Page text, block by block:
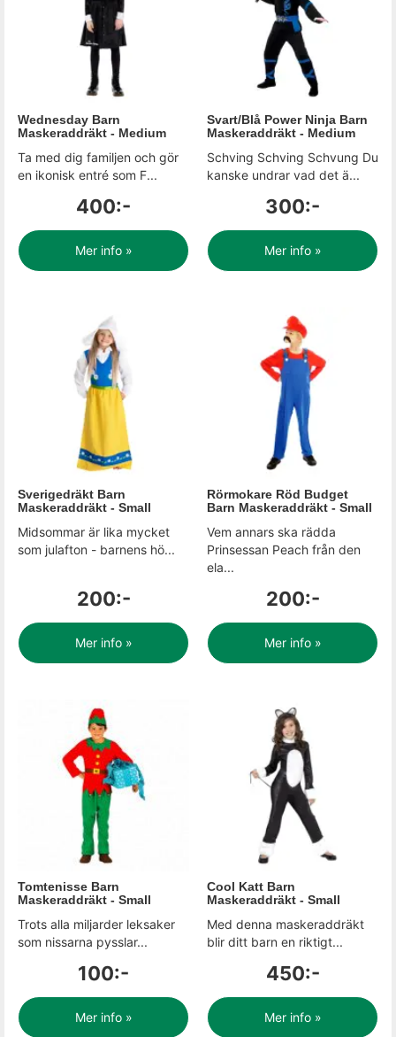
Wednesday Barn
Maskeraddräkt - Medium
Ta med dig familjen och gör
en ikonisk entré som F...
400:-
Mer info »
Svart/Blå Power Ninja Barn
Maskeraddräkt - Medium
Schving Schving Schvung Du
kanske undrar vad det ä...
300:-
Mer info »
Sverigedräkt Barn
Maskeraddräkt - Small
Midsommar är lika mycket
som julafton - barnens hö...
200:-
Mer info »
Rörmokare Röd Budget
Barn Maskeraddräkt - Small
Vem annars ska rädda
Prinsessan Peach från den
ela...
200:-
Mer info »
Tomtenisse Barn
Maskeraddräkt - Small
Trots alla miljarder leksaker
som nissarna pysslar...
100:-
Mer info »
Cool Katt Barn
Maskeraddräkt - Small
Med denna maskeraddräkt
blir ditt barn en riktigt...
450:-
Mer info »